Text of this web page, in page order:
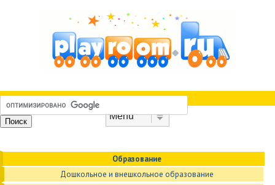
Образование
Дошкольное и внешкольное образование